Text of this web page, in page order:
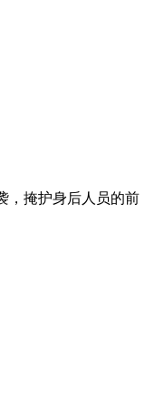
，掩护身后人员的前